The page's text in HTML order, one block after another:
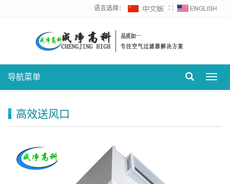
语言选择： ∷
导航菜单
高效送风口